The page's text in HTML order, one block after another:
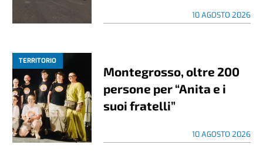
10 AGOSTO 2026
TERRITORIO
Montegrosso, oltre 200
persone per “Anita e i
suoi fratelli”
10 AGOSTO 2026